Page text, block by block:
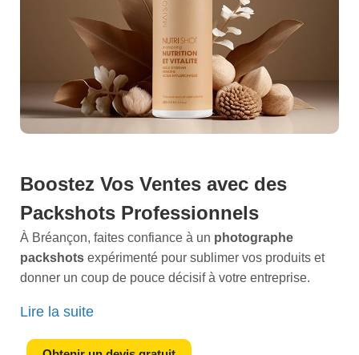
Boostez Vos Ventes avec des
Packshots Professionnels
À Bréançon, faites confiance à un photographe
packshots expérimenté pour sublimer vos produits et
donner un coup de pouce décisif à votre entreprise.
lattention, dévoilant chaque
uneprécision incroyable, et qui raconte une histoire
Lire la suite